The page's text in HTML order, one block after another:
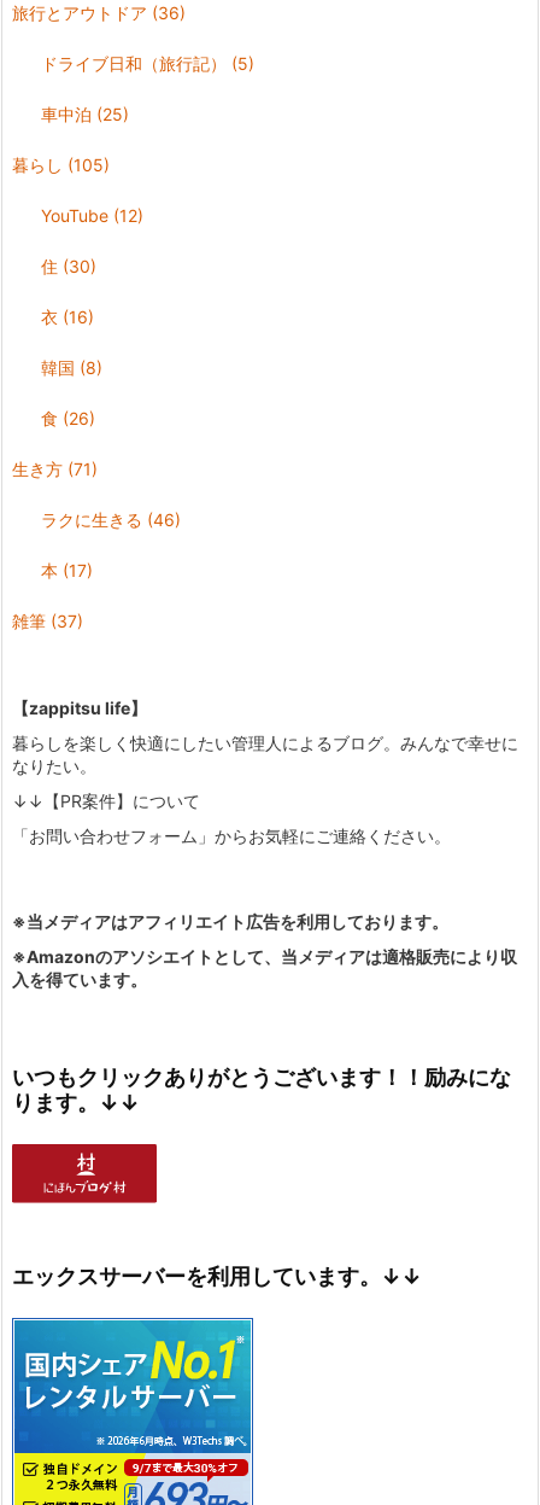
旅行とアウトドア (36)
ドライブ日和（旅行記） (5)
車中泊 (25)
暮らし (105)
YouTube (12)
住 (30)
衣 (16)
韓国 (8)
食 (26)
生き方 (71)
ラクに生きる (46)
本 (17)
雑筆 (37)
【zappitsu life】
暮らしを楽しく快適にしたい管理人によるブログ。みんなで幸せに
なりたい。
↓↓【PR案件】について
「お問い合わせフォーム」からお気軽にご連絡ください。
※当メディアはアフィリエイト広告を利用しております。
※Amazonのアソシエイトとして、当メディアは適格販売により収
入を得ています。
いつもクリックありがとうございます！！励みにな
ります。↓↓
エックスサーバーを利用しています。↓↓